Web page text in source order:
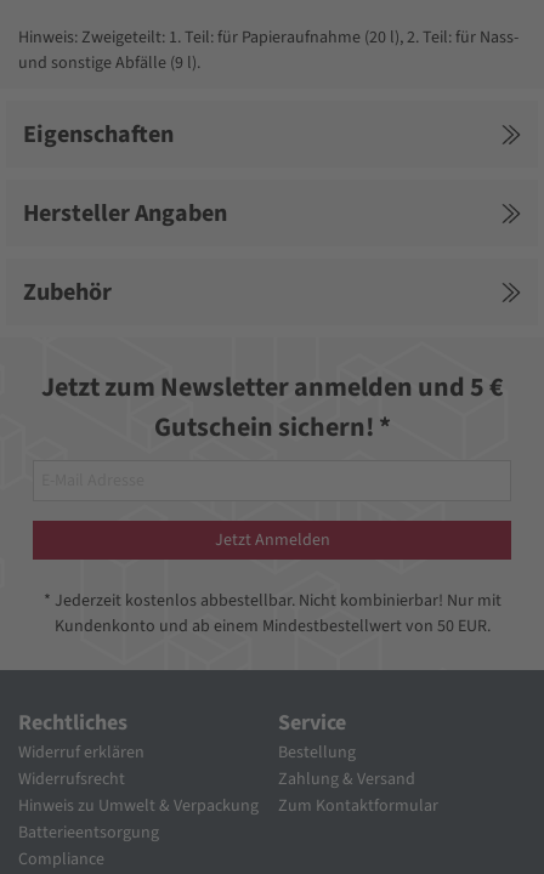
Hinweis: Zweigeteilt: 1. Teil: für Papieraufnahme (20 l), 2. Teil: für Nass-
und sonstige Abfälle (9 l).
Eigenschaften
Hersteller Angaben
Zubehör
Jetzt zum Newsletter anmelden und 5 €
Gutschein sichern! *
Jetzt Anmelden
* Jederzeit kostenlos abbestellbar. Nicht kombinierbar! Nur mit
Kundenkonto und ab einem Mindestbestellwert von 50 EUR.
Rechtliches
Widerruf erklären
Widerrufsrecht
Hinweis zu Umwelt & Verpackung
Batterieentsorgung
Compliance
Service
Bestellung
Zahlung & Versand
Zum Kontaktformular